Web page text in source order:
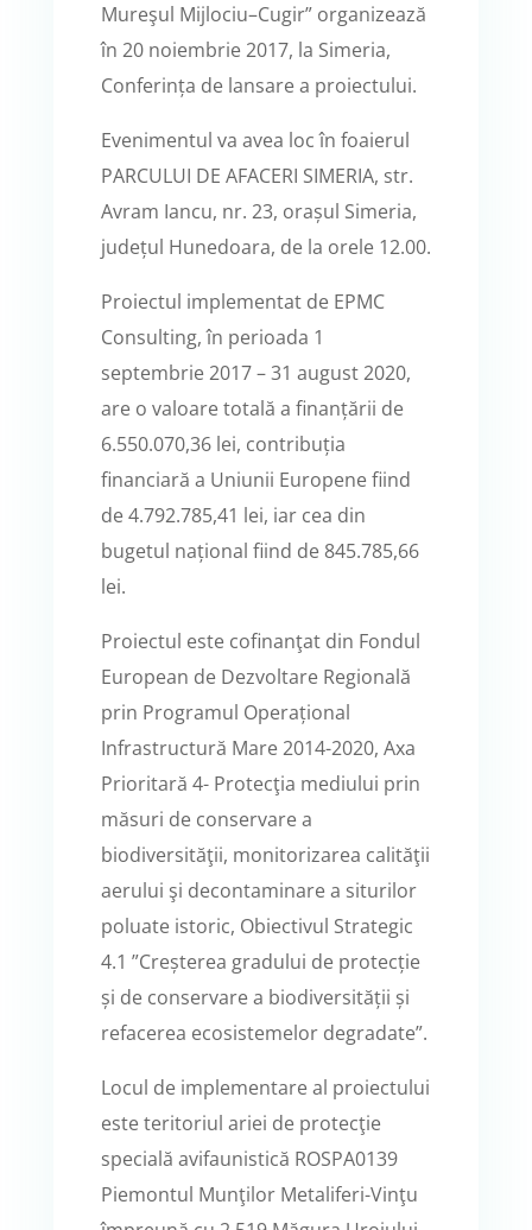
Mureşul Mijlociu–Cugir” organizează
în 20 noiembrie 2017, la Simeria,
Conferința de lansare a proiectului.
Evenimentul va avea loc în foaierul
PARCULUI DE AFACERI SIMERIA, str.
Avram Iancu, nr. 23, orașul Simeria,
județul Hunedoara, de la orele 12.00.
Proiectul implementat de EPMC
Consulting, în perioada 1
septembrie 2017 – 31 august 2020,
are o valoare totală a finanțării de
6.550.070,36 lei, contribuția
financiară a Uniunii Europene fiind
de 4.792.785,41 lei, iar cea din
bugetul național fiind de 845.785,66
lei.
Proiectul este cofinanţat din Fondul
European de Dezvoltare Regională
prin Programul Operațional
Infrastructură Mare 2014-2020, Axa
Prioritară 4- Protecţia mediului prin
măsuri de conservare a
biodiversităţii, monitorizarea calităţii
aerului şi decontaminare a siturilor
poluate istoric, Obiectivul Strategic
4.1 ”Creșterea gradului de protecție
și de conservare a biodiversității și
refacerea ecosistemelor degradate”.
Locul de implementare al proiectului
este teritoriul ariei de protecţie
specială avifaunistică ROSPA0139
Piemontul Munţilor Metaliferi-Vinţu